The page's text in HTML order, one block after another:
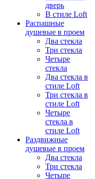
дверь
В стиле Loft
Распашные
душевые в проем
Два стекла
Три стекла
Четыре
стекла
Два стекла в
стиле Loft
Три стекла в
стиле Loft
Четыре
стекла в
стиле Loft
Раздвижные
душевые в проем
Два стекла
Три стекла
Четыре